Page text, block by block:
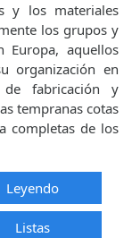
y los materiales
los grupos y
Europa, aquellos
organización en
fabricación y
tempranas cotas
completas de los
Leyendo
Listas